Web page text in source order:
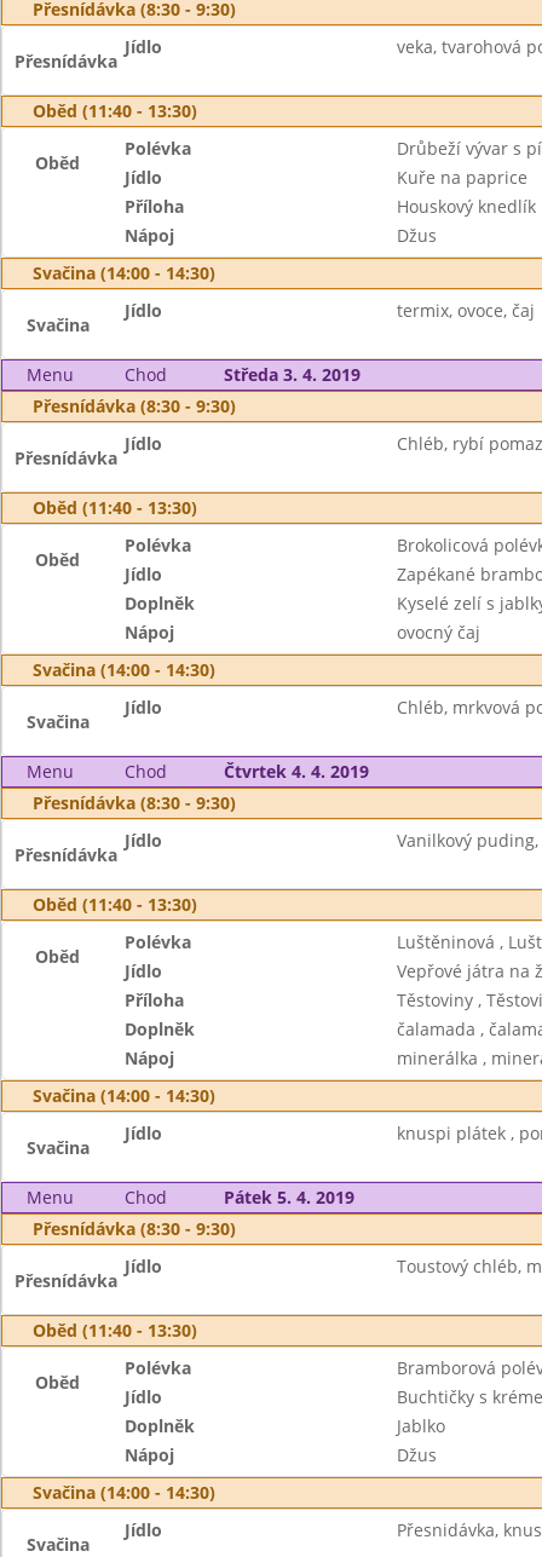
Přesnídávka (8:30 - 9:30)
Přesnídávka
Jídlo veka, tvarohová
Oběd (11:40 - 13:30)
Oběd
Polévka
Drůbeží vývar s
Jídlo
Kuře na paprice
Příloha
Houskový knedlík
Nápoj
Džus
Svačina (14:00 - 14:30)
Svačina
Jídlo termix, ovoce, čaj
Menu Chod
Středa 3. 4. 2019
Přesnídávka (8:30 - 9:30)
Přesnídávka
Jídlo Chléb, rybí
Oběd (11:40 - 13:30)
Oběd
Polévka
Brokolicová
Jídlo
Zapékané
Doplněk
Kyselé zelí s
Nápoj
ovocný čaj
Svačina (14:00 - 14:30)
Svačina
Jídlo Chléb, mrkvová
Menu Chod
Čtvrtek 4. 4. 2019
Přesnídávka (8:30 - 9:30)
Přesnídávka
Jídlo Vanilkový
Oběd (11:40 - 13:30)
Oběd
Polévka
Luštěninová ,
Jídlo
Vepřové játra na
Příloha
Těstoviny ,
Doplněk
čalamada ,
Nápoj
minerálka ,
Svačina (14:00 - 14:30)
Svačina
Jídlo knuspi plátek ,
Menu Chod
Pátek 5. 4. 2019
Přesnídávka (8:30 - 9:30)
Přesnídávka
Jídlo Toustový chléb,
Oběd (11:40 - 13:30)
Oběd
Polévka
Bramborová
Jídlo
Buchtičky s
Doplněk
Jablko
Nápoj
Džus
Svačina (14:00 - 14:30)
Svačina
Jídlo Přesnidávka,